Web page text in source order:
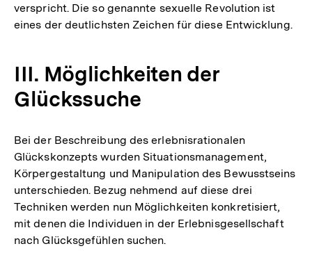
verspricht. Die so genannte sexuelle Revolution ist
eines der deutlichsten Zeichen für diese Entwicklung.
III. Möglichkeiten der
Glückssuche
Bei der Beschreibung des erlebnisrationalen
Glückskonzepts wurden Situationsmanagement,
Körpergestaltung und Manipulation des Bewusstseins
unterschieden. Bezug nehmend auf diese drei
Techniken werden nun Möglichkeiten konkretisiert,
mit denen die Individuen in der Erlebnisgesellschaft
nach Glücksgefühlen suchen.